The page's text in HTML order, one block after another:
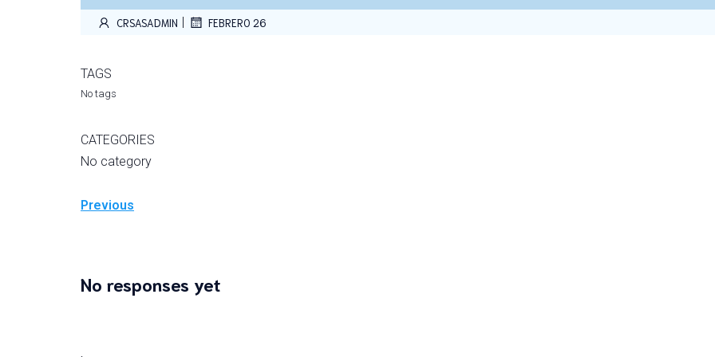
CRSASADMIN FEBRERO 26
TAGS
No tags
CATEGORIES
No category
Previous
No responses yet